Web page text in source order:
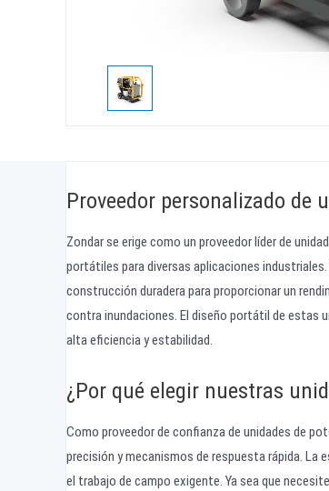
Proveedor personalizado de
Zondar se erige como un proveedor líder de
portátiles para diversas aplicaciones
construcción duradera para proporcionar un
contra inundaciones. El diseño portátil de estas
alta eficiencia y estabilidad.
¿Por qué elegir nuestras
Como proveedor de confianza de unidades de
precisión y mecanismos de respuesta rápida.
el trabajo de campo exigente. Ya sea que